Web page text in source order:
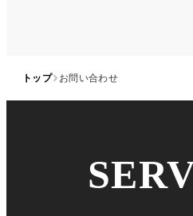
トップ お問い合わせ